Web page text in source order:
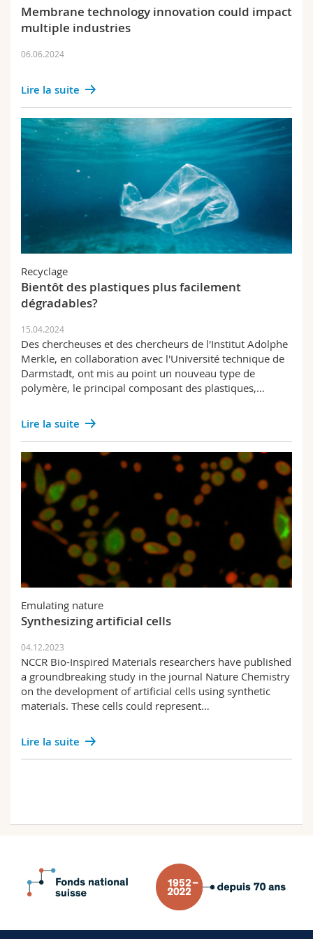
Sciences et médecine
Collaborateurs
Doctorants
Webmail
Programme des cours
MyUnifr
Education
Outreach
Physics
Biology
Chemistry
Medicine
Materials
Polymers
Cornell University
University of Salzburg
Membrane technology innovation could impact
multiple industries
06.06.2024
Lire la suite
Recyclage
Bientôt des plastiques plus facilement
dégradables?
15.04.2024
Des chercheuses et des chercheurs de l'Institut Adolphe
Merkle, en collaboration avec l'Université technique de
Darmstadt, ont mis au point un nouveau type de
polymère, le principal composant des plastiques,…
Lire la suite
Emulating nature
Synthesizing artificial cells
04.12.2023
NCCR Bio-Inspired Materials researchers have published
a groundbreaking study in the journal Nature Chemistry
on the development of artificial cells using synthetic
materials. These cells could represent…
Lire la suite